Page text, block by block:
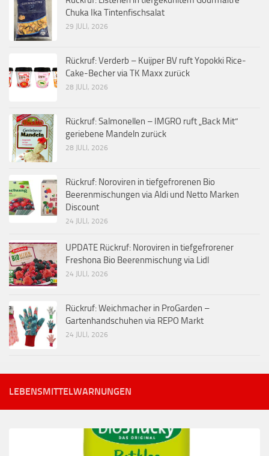
Chuka Ika Tintenfischsalat
29 JULI, 2026
Rückruf: Verderb – Kuijper BV ruft Yopokki Rice-
Cake-Becher via TK Maxx zurück
28 JULI, 2026
Rückruf: Salmonellen – IMGRO ruft „Back Mit“
geriebene Mandeln zurück
28 JULI, 2026
Rückruf: Noroviren in tiefgefrorenen Bio
Beerenmischungen via Aldi und Netto Marken
Discount
24 JULI, 2026
UPDATE Rückruf: Noroviren in tiefgefrorener
Freshona Bio Beerenmischung via Lidl
24 JULI, 2026
Rückruf: Weichmacher in ProGarden –
Gartenhandschuhen via REPO Markt
24 JULI, 2026
LEBENSMITTELWARNUNGEN